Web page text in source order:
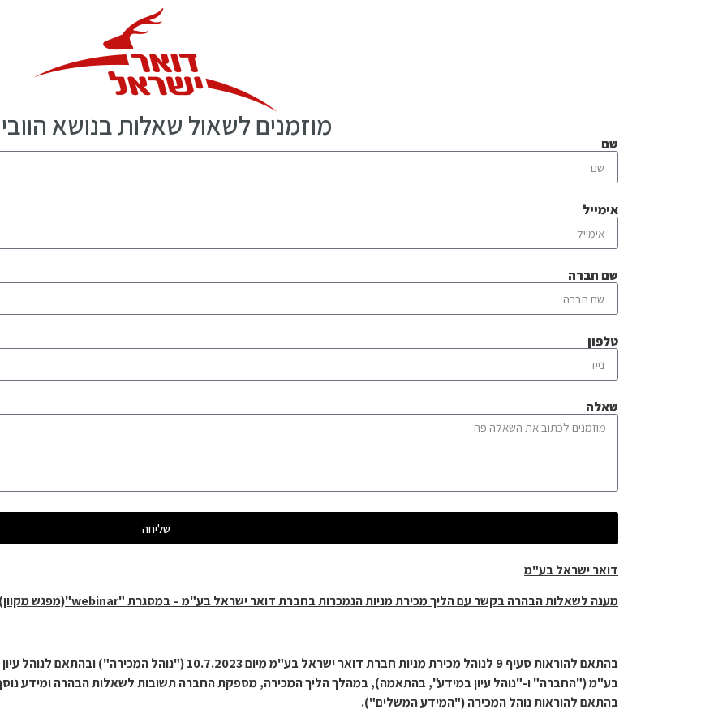
מוזמנים לשאול שאלות בנושא
שם
אימייל
שם חברה
טלפון
שאלה
שליחה
דואר ישראל בע"מ
מענה לשאלות הבהרה בקשר עם הליך מכירת מניות הנמכרות בחברת דואר ישראל בע"מ – במסגרת "webinar"(מפגש מקוון)
בהתאם להוראות סעיף 9 לנוהל מכירת מניות חברת דואר ישראל
בע"מ ("החברה" ו-"נוהל עיון במידע", בהתאמה), במהלך הליך המכירה, מספקת החברה תשובות לשאלות הבהרה ומידע
בהתאם להוראות נוהל המכירה ("המידע המשלים").